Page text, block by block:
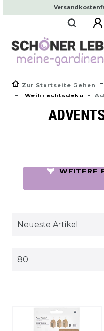
Zur Startseite Gehen
Weihnachtsdeko
WEITERE